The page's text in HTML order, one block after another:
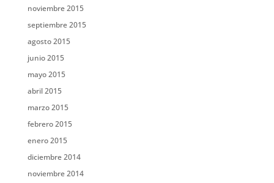
noviembre 2015
septiembre 2015
agosto 2015
junio 2015
mayo 2015
abril 2015
marzo 2015
febrero 2015
enero 2015
diciembre 2014
noviembre 2014